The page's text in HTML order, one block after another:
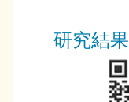
研究結